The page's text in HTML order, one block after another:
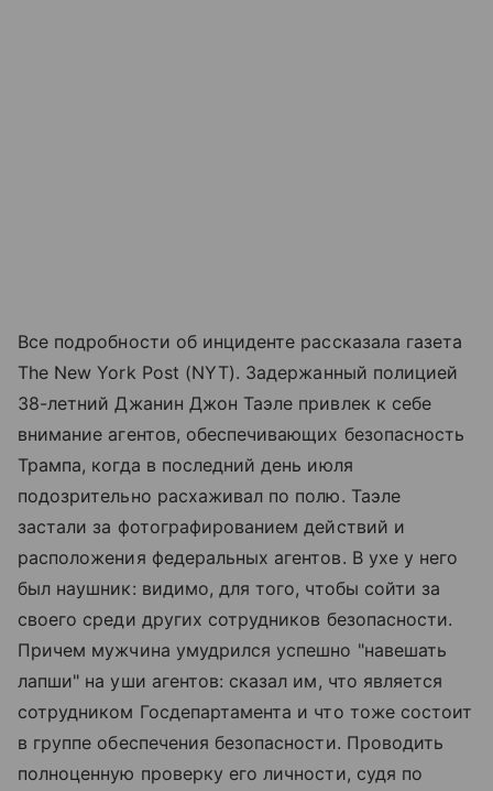
Все подробности об инциденте рассказала газета
The New York Post (NYT). Задержанный полицией
38-летний Джанин Джон Таэле привлек к себе
внимание агентов, обеспечивающих безопасность
Трампа, когда в последний день июля
подозрительно расхаживал по полю. Таэле
застали за фотографированием действий и
расположения федеральных агентов. В ухе у него
был наушник: видимо, для того, чтобы сойти за
своего среди других сотрудников безопасности.
Причем мужчина умудрился успешно "навешать
лапши" на уши агентов: сказал им, что является
сотрудником Госдепартамента и что тоже состоит
в группе обеспечения безопасности. Проводить
полноценную проверку его личности, судя по